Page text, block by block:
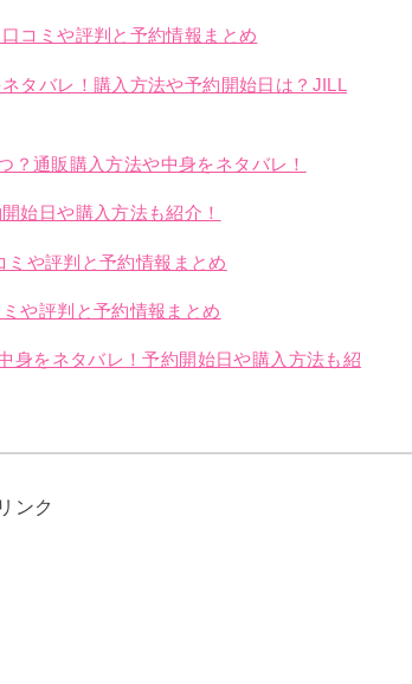
コミや評判と予約情報まとめ
タバレ！購入方法や予約開始日は？JILL
？通販購入方法や中身をネタバレ！
始日や購入方法も紹介！
ミや評判と予約情報まとめ
や評判と予約情報まとめ
身をネタバレ！予約開始日や購入方法も紹
ンク